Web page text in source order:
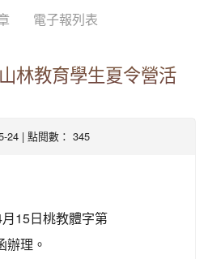
電子報列表
林教育學生夏令營活
24 | 點閱數： 345
15日桃教體字第
辦理。